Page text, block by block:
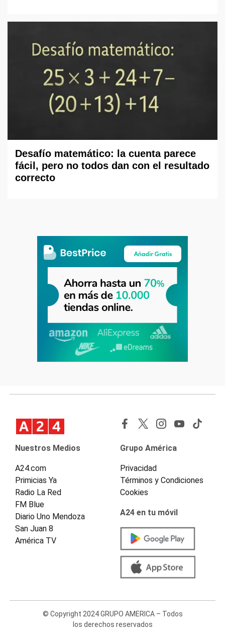
Desafío matemático: la cuenta parece
fácil, pero no todos dan con el resultado
correcto
Nuestros Medios
A24.com
Primicias Ya
Radio La Red
FM Blue
Diario Uno Mendoza
San Juan 8
América TV
Grupo América
Privacidad
Términos y Condiciones
Cookies
A24 en tu móvil
© Copyright 2024 GRUPO AMERICA – Todos
los derechos reservados